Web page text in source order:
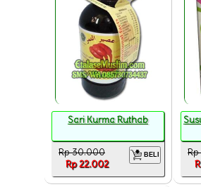
Sari Kurma Ruthab
Rp 30.000
Rp 22.002
BELI